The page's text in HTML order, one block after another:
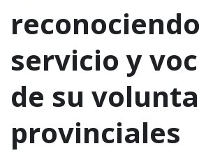
servicio y
de su
provinciales